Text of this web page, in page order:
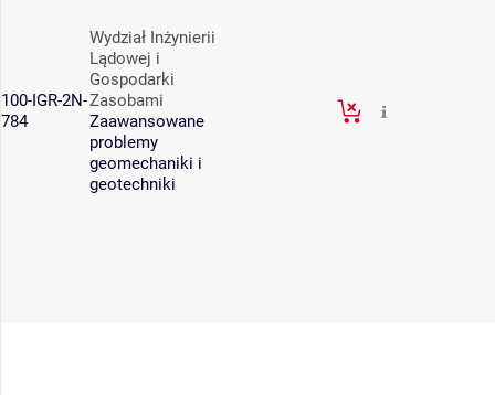
100-IGR-2N-
784
Wydział Inżynierii
Lądowej i
Gospodarki
Zasobami
Zaawansowane
problemy
geomechaniki i
geotechniki